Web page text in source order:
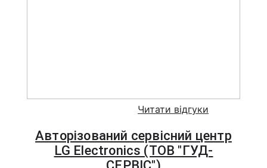
Читати відгуки
Авторізований сервісний центр
LG Electronics (ТОВ "ГУД-